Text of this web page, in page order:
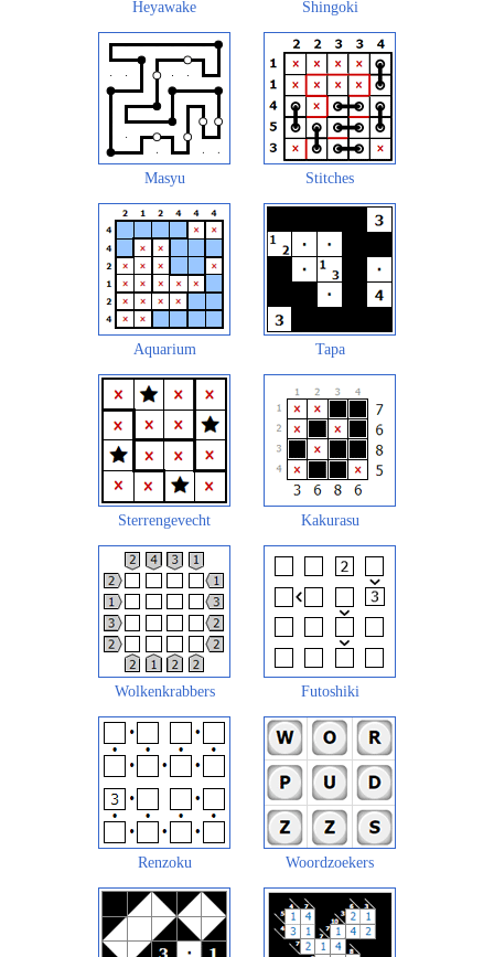
Heyawake Shingoki
Masyu Stitches
Aquarium Tapa
Sterrengevecht Kakurasu
Wolkenkrabbers Futoshiki
Renzoku Woordzoekers